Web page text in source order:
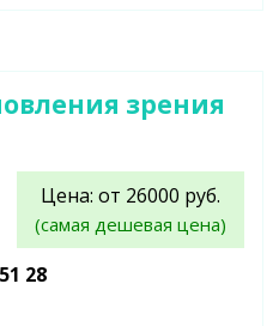
зрения
Цена: от 26000 руб.
(самая дешевая цена)
28